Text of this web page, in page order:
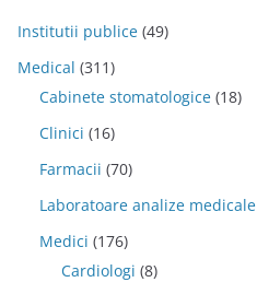
Institutii publice (49)
Medical (311)
Cabinete stomatologice (18)
Clinici (16)
Farmacii (70)
Laboratoare analize medicale
Medici (176)
Cardiologi (8)